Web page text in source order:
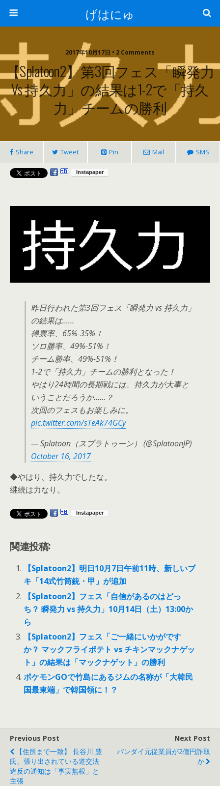
げはにゅ
2017年10月17日 • 2 Comments
【Splatoon2】第3回フェス「瞬発力
Vs 持久力」の結果は1-2で「持久
力」チームの勝利
Share Tweet Pin Mail SMS
昨日行われた第3回フェス「瞬発力 vs 持久力」
の結果は……
得票率、65%-35%！
ソロ勝率、49%-51%！
チーム勝率、49%-51%！
1-2で「持久力」チームの勝利となった！
やはり24時間の長期戦には、持久力が大事と
いうことだろうか……？
次回のフェスもお楽しみに。
pic.twitter.com/sTeAk74GCy
— Splatoon（スプラトゥーン） (@SplatoonJP)
October 16, 2017
◆やはり、持久力でしたな。
継続は力なり。
関連投稿:
【Splatoon2】明日10月7日午前11時、新しいブ
キ「14式竹筒銃・甲」が追加
【Splatoon2】フェス「自信があるのはどっ
ち？ 瞬発力 vs 持久力」10月14日（土）13:00か
ら
【Splatoon2】フェス「ご一緒にいかがです
か？ マックフライポテト vs チキンマックナゲッ
ト」の結果は「マックナゲット」の勝利
ポケモンGOで竹島にあるジムの名称が「大韓民
国最東端」で韓国領に！？
Previous Post
【住所まで一致】 長谷川 豊‏
氏、張り出されている道交法
違反の通知は「事実無根」と
主張
Next Post
バンダイ元従業員が2億円詐取
か